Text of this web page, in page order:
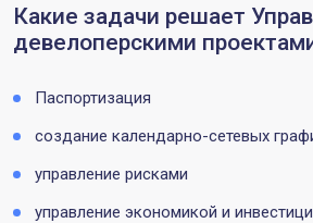
Какие задачи решает
девелоперскими
Паспортизация
создание календарно-сетевых
управление рисками
управление экономикой и